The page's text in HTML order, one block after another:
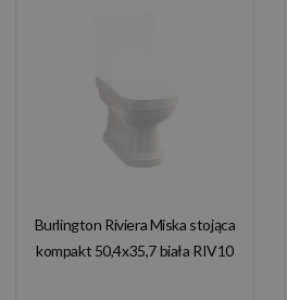
Burlington Riviera Miska stojąca
kompakt 50,4x35,7 biała RIV10